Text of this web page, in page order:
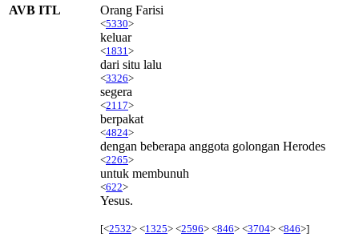
AVB ITL
Orang Farisi
<5330>
keluar
<1831 >
dari situ lalu
<3326>
segera
<2117>
berpakat
<4824>
dengan beberapa anggota golongan Herodes
<2265>
untuk membunuh
<622>
Yesus.
[<2532> <1325> <2596> <846> <3704> <846>]